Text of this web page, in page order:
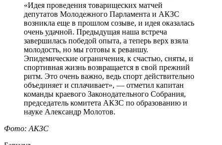
«Идея проведения товарищеских матчей
депутатов Молодежного Парламента и АКЗС
возникла еще в прошлом созыве, и идея оказалась
очень удачной. Предыдущая наша встреча
завершилась победой опыта, а теперь верх взяла
молодость, но мы готовы к реваншу.
Эпидемические ограничения, к счастью, сняты, и
спортивная жизнь возвращается в свой прежний
ритм. Это очень важно, ведь спорт действительно
объединяет и сплачивает», — отметил капитан
команды краевого Законодательного Собрания,
председатель комитета АКЗС по образованию и
науке Александр Молотов.
Фото: АКЗС